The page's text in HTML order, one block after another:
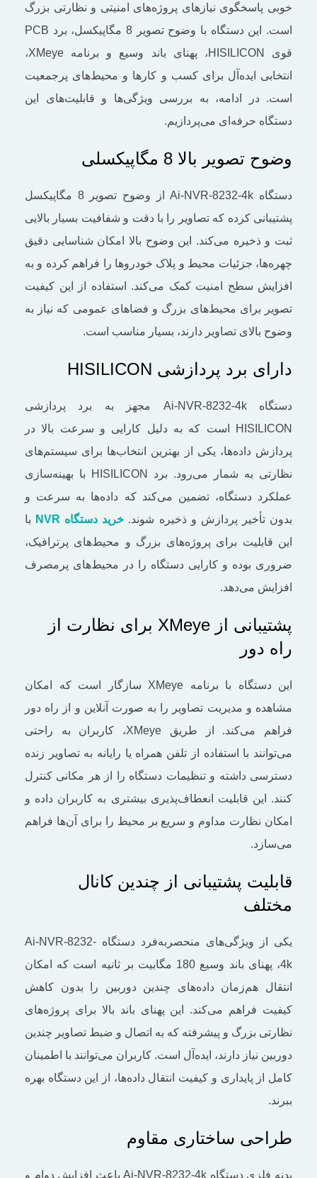
خوبی پاسخگوی نیازهای پروژه‌های امنیتی و نظارتی بزرگ
است. این دستگاه با وضوح تصویر 8 مگاپیکسل، برد PCB
قوی HISILICON، پهنای باند وسیع و برنامه XMeye،
انتخابی ایده‌آل برای کسب ‌و کارها و محیط‌های پرجمعیت
است. در ادامه، به بررسی ویژگی‌ها و قابلیت‌های این
دستگاه حرفه‌ای می‌پردازیم.
وضوح تصویر بالا 8 مگاپیکسلی
دستگاه Ai-NVR-8232-4k از وضوح تصویر 8 مگاپیکسل
پشتیبانی کرده که تصاویر را با دقت و شفافیت بسیار بالایی
ثبت و ذخیره می‌کند. این وضوح بالا امکان شناسایی دقیق
چهره‌ها، جزئیات محیط و پلاک خودروها را فراهم کرده و به
افزایش سطح امنیت کمک می‌کند. استفاده از این کیفیت
تصویر برای محیط‌های بزرگ و فضاهای عمومی که نیاز به
وضوح بالای تصاویر دارند، بسیار مناسب است.
دارای برد پردازشی HISILICON
دستگاه Ai-NVR-8232-4k مجهز به برد پردازشی
HISILICON است که به دلیل کارایی و سرعت بالا در
پردازش داده‌ها، یکی از بهترین انتخاب‌ها برای سیستم‌های
نظارتی به ‌شمار می‌رود. برد HISILICON با بهینه‌سازی
عملکرد دستگاه، تضمین می‌کند که داده‌ها به ‌سرعت و
بدون تأخیر پردازش و ذخیره شوند. خرید دستگاه NVR
با
این قابلیت برای پروژه‌های بزرگ و محیط‌های پرترافیک،
ضروری بوده و کارایی دستگاه را در محیط‌های پرمصرف
افزایش می‌دهد.
پشتیبانی از XMeye برای نظارت از
راه دور
این دستگاه با برنامه XMeye سازگار است که امکان
مشاهده و مدیریت تصاویر را به‌ صورت آنلاین و از راه دور
فراهم می‌کند. از طریق XMeye، کاربران به ‌راحتی
می‌توانند با استفاده از تلفن همراه یا رایانه به تصاویر زنده
دسترسی داشته و تنظیمات دستگاه را از هر مکانی کنترل
کنند. این قابلیت انعطاف‌پذیری بیشتری به کاربران داده و
امکان نظارت مداوم و سریع بر محیط را برای آن‌ها فراهم
می‌سازد.
قابلیت پشتیبانی از چندین کانال
مختلف
یکی از ویژگی‌های منحصربه‌فرد دستگاه Ai-NVR-8232-
4k، پهنای باند وسیع 180 مگابیت بر ثانیه است که امکان
انتقال هم‌زمان داده‌های چندین دوربین را بدون کاهش
کیفیت فراهم می‌کند. این پهنای باند بالا برای پروژه‌های
نظارتی بزرگ و پیشرفته که به اتصال و ضبط تصاویر چندین
دوربین نیاز دارند، ایده‌آل است. کاربران می‌توانند با اطمینان
کامل از پایداری و کیفیت انتقال داده‌ها، از این دستگاه بهره
ببرند.
طراحی ساختاری مقاوم
بدنه فلزی دستگاه Ai-NVR-8232-4k باعث افزایش دوام و